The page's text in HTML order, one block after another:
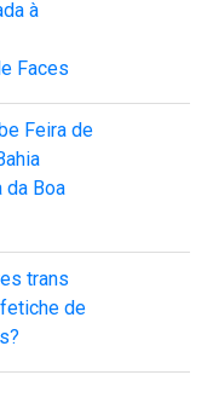
à
Faces
Feira de
da Boa
trans
de